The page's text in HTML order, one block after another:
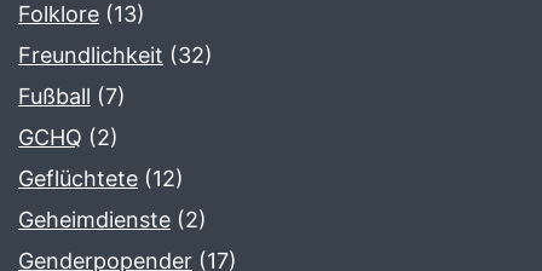
Folklore (13)
Freundlichkeit (32)
Fußball (7)
GCHQ (2)
Geflüchtete (12)
Geheimdienste (2)
Genderpopender (17)